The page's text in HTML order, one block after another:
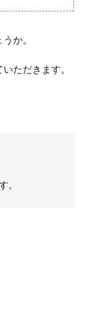
か。
ただきます。
。